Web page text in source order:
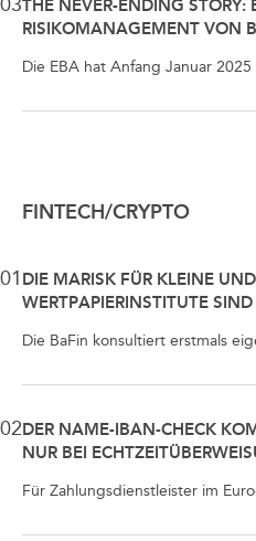
THE NEVER-ENDING STORY:
RISIKOMANAGEMENT VON
Die EBA hat Anfang Januar 2025
FINTECH/CRYPTO
01 DIE MARISK FÜR KLEINE
WERTPAPIERINSTITUTE
Die BaFin konsultiert erstmals
02 DER NAME-IBAN-CHECK
NUR BEI
Für Zahlungsdienstleister im